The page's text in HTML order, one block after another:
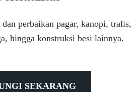
perbaikan pagar, kanopi, tralis,
hingga konstruksi besi lainnya.
SEKARANG